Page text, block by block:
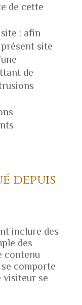
de cette
: afin
présent site
de
depuis
inclure des
des
contenu
comporte
visiteur se